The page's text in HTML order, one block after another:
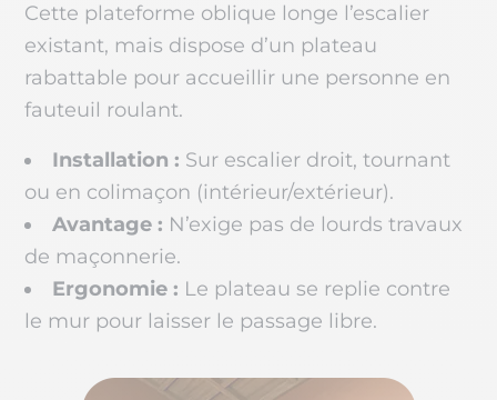
Cette plateforme oblique longe l’escalier
existant, mais dispose d’un plateau
rabattable pour accueillir une personne en
fauteuil roulant.
Installation : Sur escalier droit, tournant
ou en colimaçon (intérieur/extérieur).
Avantage : N’exige pas de lourds travaux
de maçonnerie.
Ergonomie : Le plateau se replie contre
le mur pour laisser le passage libre.